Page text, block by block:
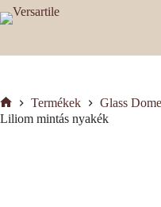
Skip
to
Kezdőlap
Termékek
Glass
Liliom mintás nyakék